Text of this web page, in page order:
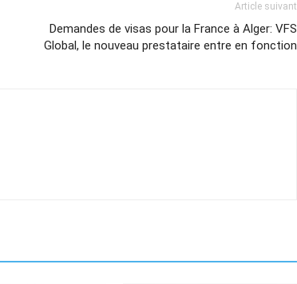
Article suivant
Demandes de visas pour la France à Alger: VFS
Global, le nouveau prestataire entre en fonction